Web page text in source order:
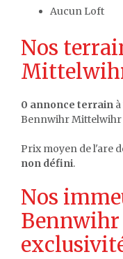
Aucun Loft
Nos
0 annonce terrain
Bennwihr Mittelwihr
Prix moyen de l'are
non défini.
Nos